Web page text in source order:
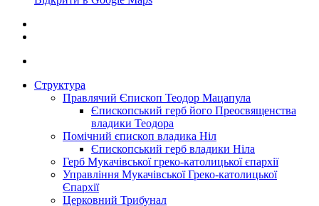
Структура
Правлячий Єпископ Теодор Мацапула
Єпископський герб його Преосвященства
владики Теодора
Помічний єпископ владика Ніл
Єпископський герб владики Ніла
Герб Мукачівської греко-католицької єпархії
Управління Мукачівської Греко-католицької
Єпархії
Церковний Трибунал